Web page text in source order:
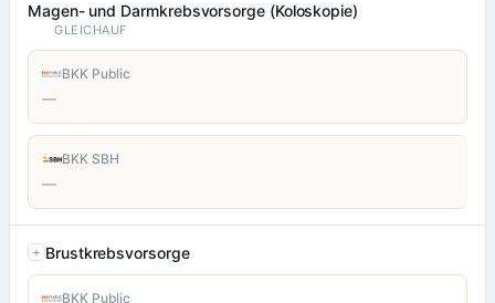
Magen- und Darmkrebsvorsorge (Koloskopie)
GLEICHAUF
BKK Public
—
BKK SBH
—
Brustkrebsvorsorge
BKK Public